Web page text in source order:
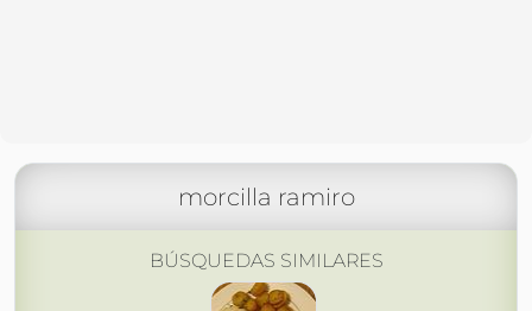
morcilla ramiro
BÚSQUEDAS SIMILARES